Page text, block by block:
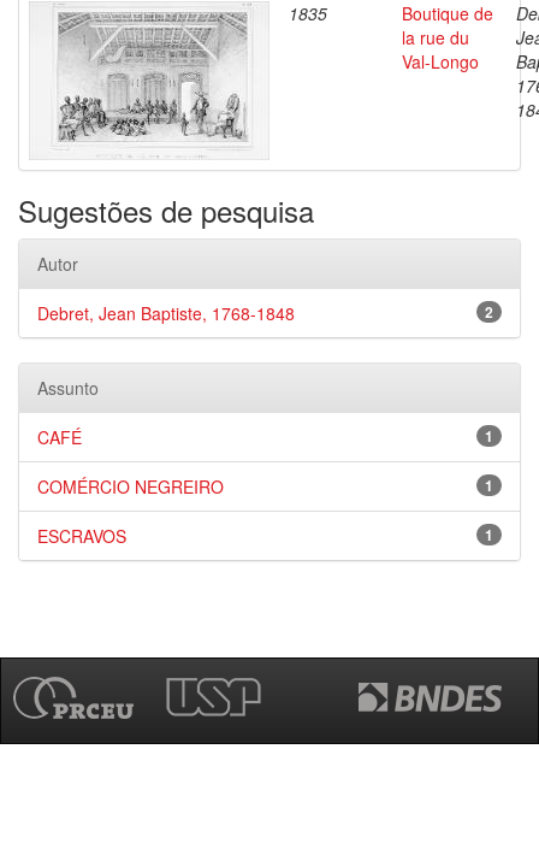
1835
Boutique de
la rue du
Val-Longo
Sugestões de pesquisa
Autor
2
Debret, Jean Baptiste, 1768-1848
Assunto
1
CAFÉ
1
COMÉRCIO NEGREIRO
1
ESCRAVOS